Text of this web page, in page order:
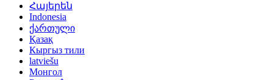
Հայերեն
Indonesia
ქართული
Қазақ
Кыргыз тили
latviešu
Монгол